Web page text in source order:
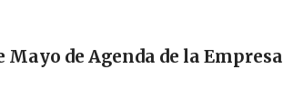
Mayo de Agenda de la Empresa